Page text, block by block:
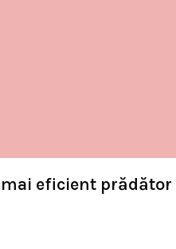
mai eficient prădător